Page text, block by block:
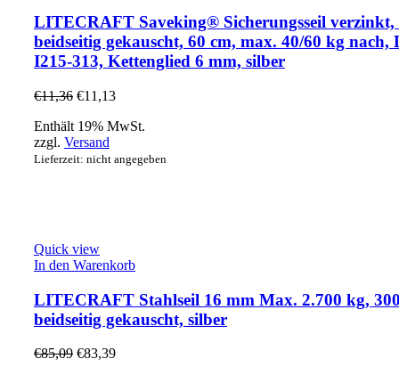
LITECRAFT Saveking® Sicherungsseil verzinkt,
beidseitig gekauscht, 60 cm, max. 40/60 kg nach,
I215-313, Kettenglied 6 mm, silber
€11,36 €11,13
Enthält 19% MwSt.
zzgl. Versand
Lieferzeit: nicht angegeben
Quick view
In den Warenkorb
LITECRAFT Stahlseil 16 mm Max. 2.700 kg,
beidseitig gekauscht, silber
€85,09 €83,39